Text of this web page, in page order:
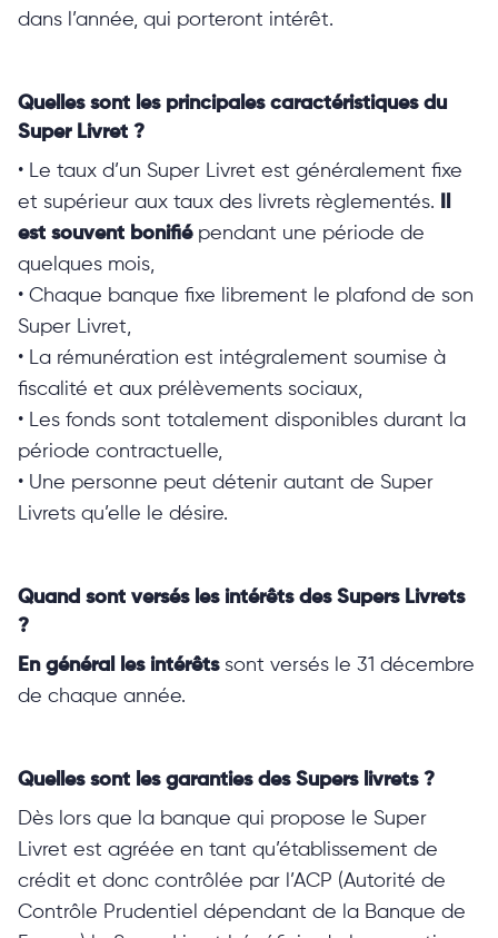
dans l’année, qui porteront intérêt.
Quelles sont les principales caractéristiques du
Super Livret ?
• Le taux d’un Super Livret est généralement fixe
et supérieur aux taux des livrets règlementés.
est souvent bonifiépendant une période de
quelques mois,
• Chaque banque fixe librement le plafond de son
Super Livret,
• La rémunération est intégralement soumise à
fiscalité et aux prélèvements sociaux,
• Les fonds sont totalement disponibles durant la
période contractuelle,
• Une personne peut détenir autant de Super
Livrets qu’elle le désire.
Quand sont versés les intérêts des Supers Livrets
?
En général les intérêtssont versés le 31 décembre
de chaque année.
Quelles sont les garanties des Supers livrets ?
Dès lors que la banque qui propose le Super
Livret est agréée en tant qu’établissement de
crédit et donc contrôlée par l’ACP (Autorité de
Contrôle Prudentiel dépendant de la Banque de